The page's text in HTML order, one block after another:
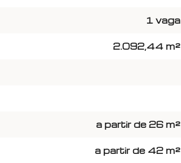
1 vaga
2.092,44 m²
a partir de 26 m²
a partir de 42 m²